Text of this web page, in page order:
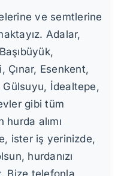
ve semtlerine
Adalar,
Çınar, Esenkent,
Gülsuyu, İdealtepe,
gibi tüm
alımı
ister iş yerinizde,
hurdanızı
Bize telefonla